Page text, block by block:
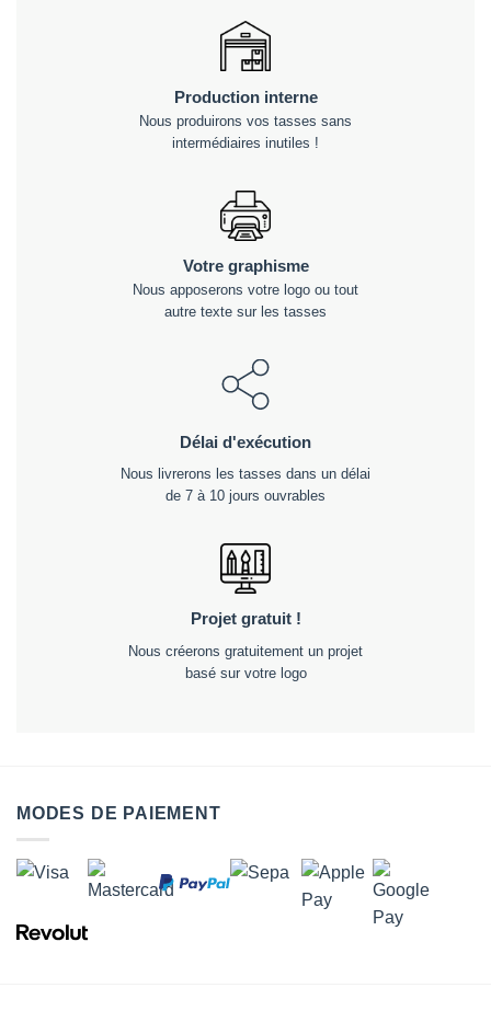
Production interne
Nous produirons vos tasses sans
intermédiaires inutiles !
Votre graphisme
Nous apposerons votre logo ou tout
autre texte sur les tasses
Délai d'exécution
Nous livrerons les tasses dans un délai
de 7 à 10 jours ouvrables
Projet gratuit !
Nous créerons gratuitement un projet
basé sur votre logo
MODES DE PAIEMENT